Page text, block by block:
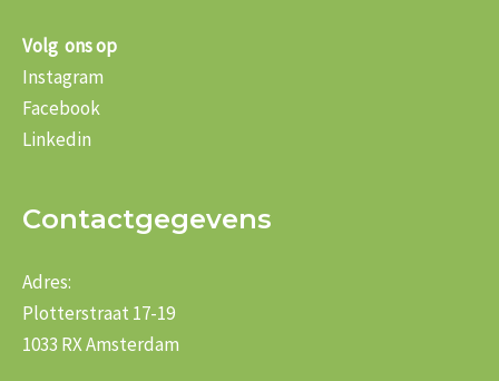
Volg ons op
Instagram
Facebook
Linkedin
Contactgegevens
Adres:
Plotterstraat 17-19
1033 RX Amsterdam